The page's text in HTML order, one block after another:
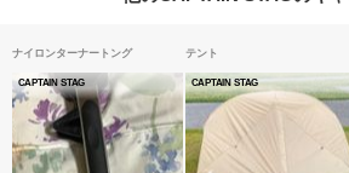
ナイロンターナートング
CAPTAIN STAG
テント
CAPTAIN STAG